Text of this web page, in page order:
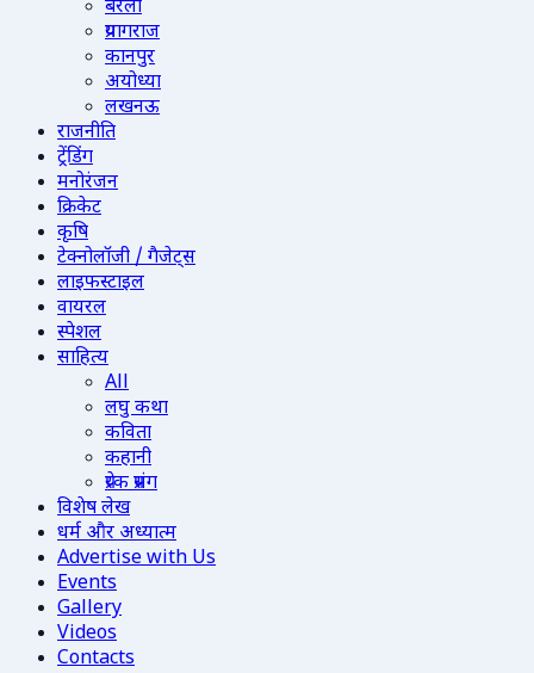
बरेली
प्रयागराज
कानपुर
अयोध्या
लखनऊ
राजनीति
ट्रेंडिंग
मनोरंजन
क्रिकेट
कृषि
टेक्नोलॉजी / गैजेट्स
लाइफस्टाइल
वायरल
स्पेशल
साहित्य
All
लघु कथा
कविता
कहानी
प्रेरक प्रसंग
विशेष लेख
धर्म और अध्यात्म
Advertise with Us
Events
Gallery
Videos
Contacts